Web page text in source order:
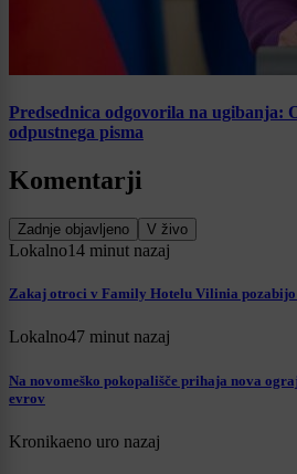
Predsednica odgovorila na ugibanja:
odpustnega pisma
Komentarji
Zadnje objavljeno V živo
Lokalno14 minut nazaj
Zakaj otroci v Family Hotelu Vilinia pozabijo
Lokalno47 minut nazaj
Na novomeško pokopališče prihaja nova
evrov
Kronikaeno uro nazaj